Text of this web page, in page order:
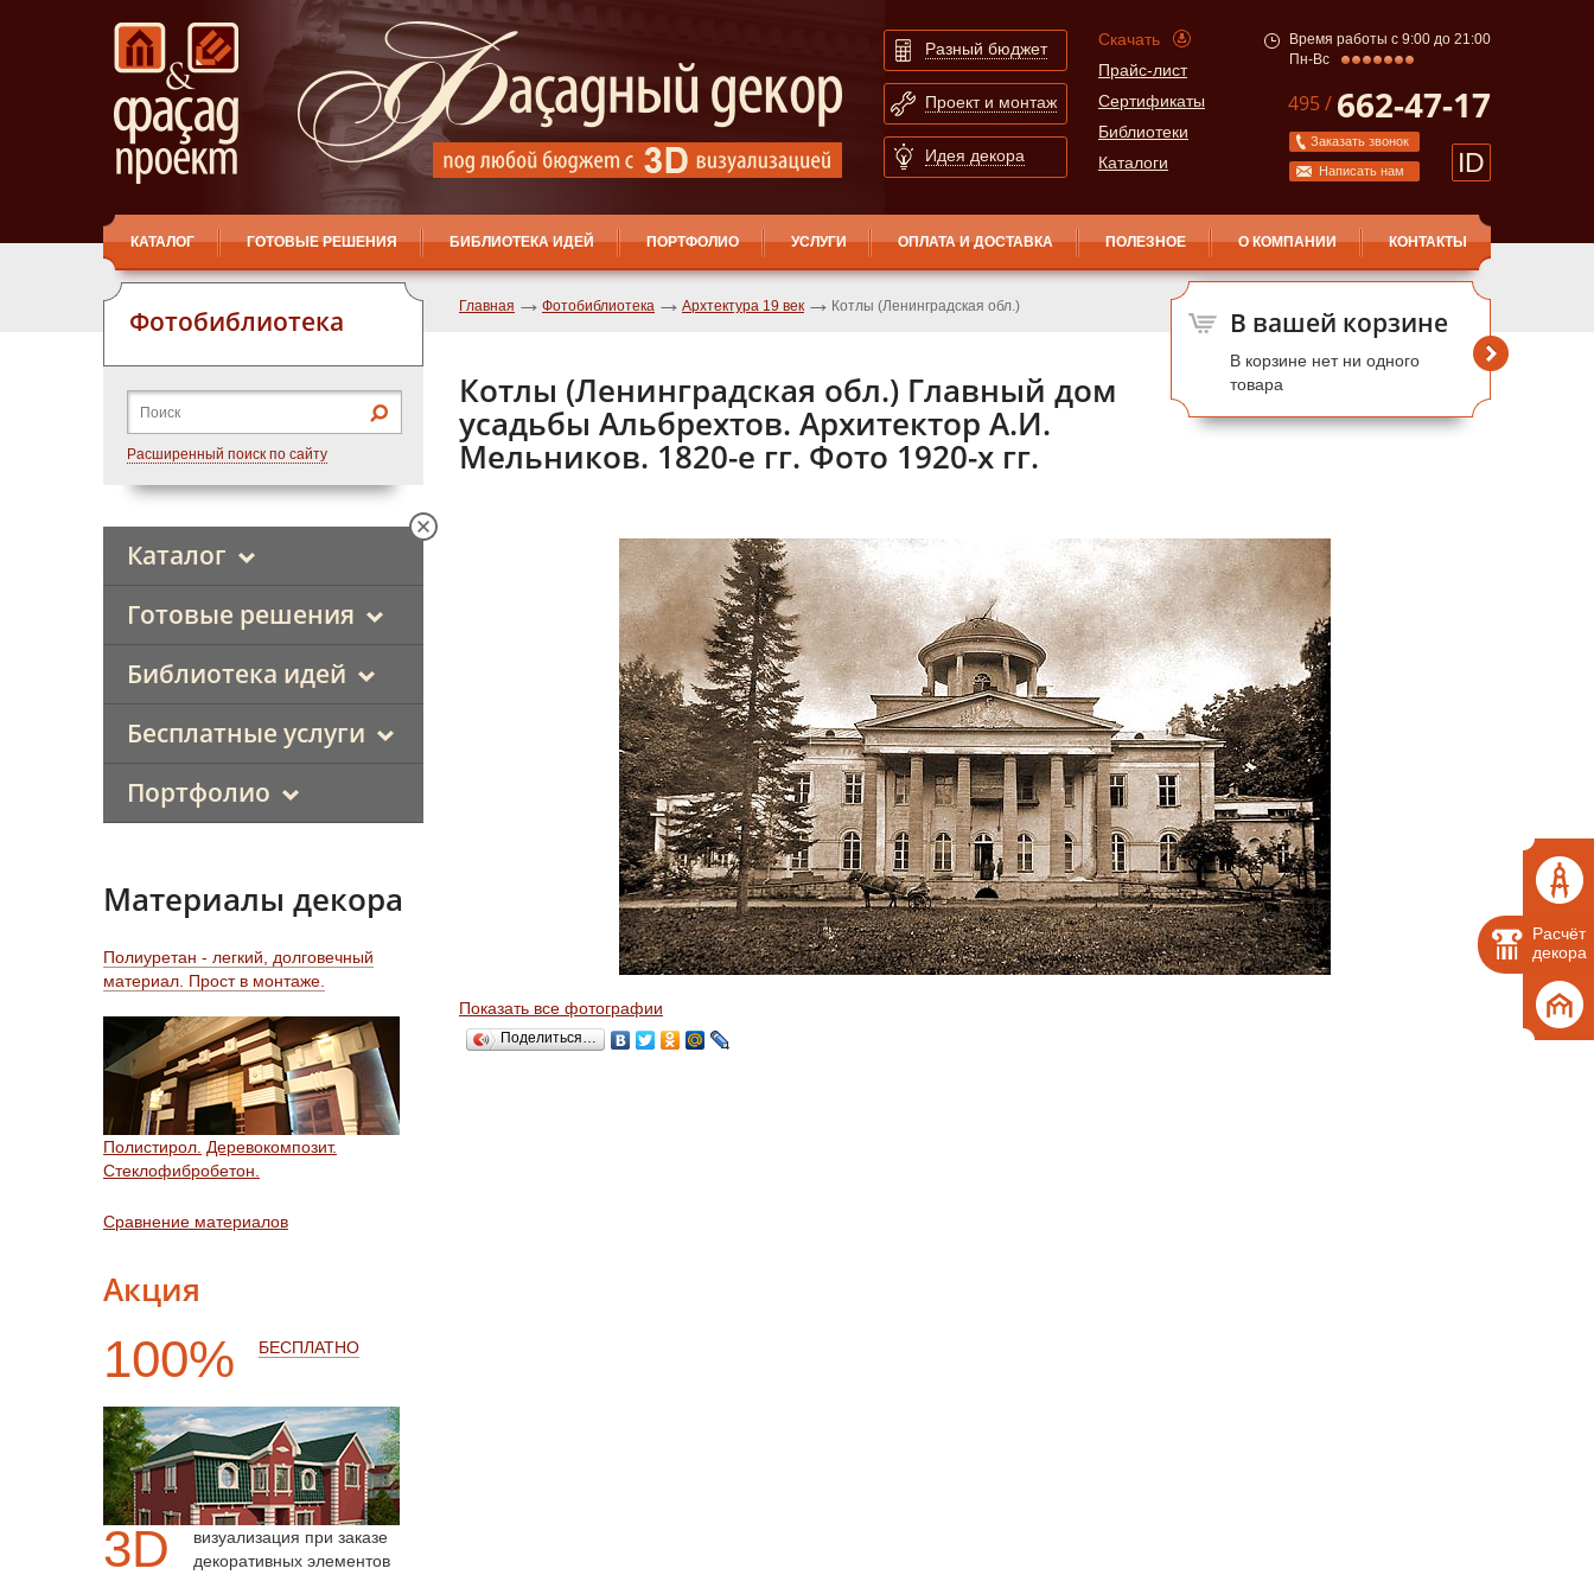
Расчёт
декора
Разный бюджет
Проект и монтаж
Идея декора
Скачать
Прайс-лист
Сертификаты
Библиотеки
Каталоги
Время работы с 9:00 до 21:00
Пн-Вс
495 / 662-47-17
Заказать звонок
Написать нам ID
КАТАЛОГ ГОТОВЫЕ РЕШЕНИЯ БИБЛИОТЕКА ИДЕЙ ПОРТФОЛИО УСЛУГИ ОПЛАТА И ДОСТАВКА ПОЛЕЗНОЕ О КОМПАНИИ КОНТАКТЫ
Фотобиблиотека
Расширенный поиск по сайту
Каталог
Готовые решения
Библиотека идей
Бесплатные услуги
Портфолио
Материалы декора
Полиуретан - легкий, долговечный
материал. Прост в монтаже.
Полистирол. Деревокомпозит.
Стеклофибробетон.
Сравнение материалов
Акция
100% БЕСПЛАТНО
3D
визуализация при заказе
декоративных элементов
В вашей корзине
В корзине нет ни одного
товара
Главная Фотобиблиотека Архтектура 19 век Котлы (Ленинградская обл.)
Котлы (Ленинградская обл.) Главный дом
усадьбы Альбрехтов. Архитектор А.И.
Мельников. 1820-е гг. Фото 1920-х гг.
Показать все фотографии
Поделиться…